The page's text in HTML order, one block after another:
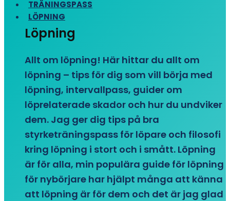
TRÄNINGSPASS
LÖPNING
Löpning
Allt om löpning! Här hittar du allt om
löpning – tips för dig som vill börja med
löpning, intervallpass, guider om
löprelaterade skador och hur du undviker
dem. Jag ger dig tips på bra
styrketräningspass för löpare och filosofi
kring löpning i stort och i smått. Löpning
är för alla, min populära guide för löpning
för nybörjare har hjälpt många att känna
att löpning är för dem och det är jag glad